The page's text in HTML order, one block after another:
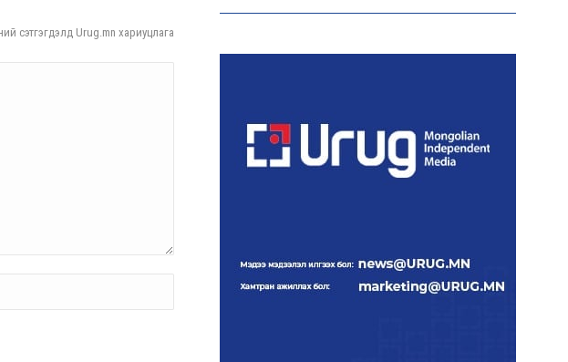
сэтгэгдэлд Urug.mn хариуцлага
Давхардсан
Өчигдөр 102 тусгай дугаарт
Монголын шигшээ баг
Японд хамтарсан